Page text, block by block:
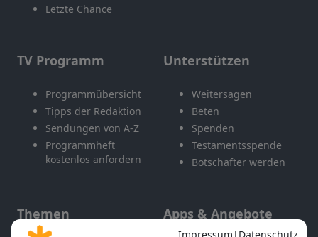
Letzte Chance
TV Programm
Programmübersicht
Tipps der Redaktion
Sendungen von A-Z
Programmheft
kostenlos anfordern
Unterstützen
Weitersagen
Beten
Spenden
Testamentsspende
Botschafter werden
Themen Apps & Angebote